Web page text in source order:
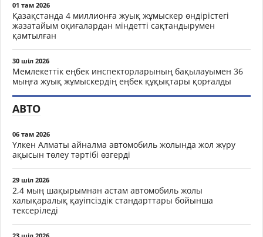
01 там 2026
Қазақстанда 4 миллионға жуық жұмыскер өндірістегі
жазатайым оқиғалардан міндетті сақтандырумен
қамтылған
30 шіл 2026
Мемлекеттік еңбек инспекторларының бақылауымен 36
мыңға жуық жұмыскердің еңбек құқықтары қорғалды
АВТО
06 там 2026
Үлкен Алматы айналма автомобиль жолында жол жүру
ақысын төлеу тәртібі өзгерді
29 шіл 2026
2,4 мың шақырымнан астам автомобиль жолы
халықаралық қауіпсіздік стандарттары бойынша
тексеріледі